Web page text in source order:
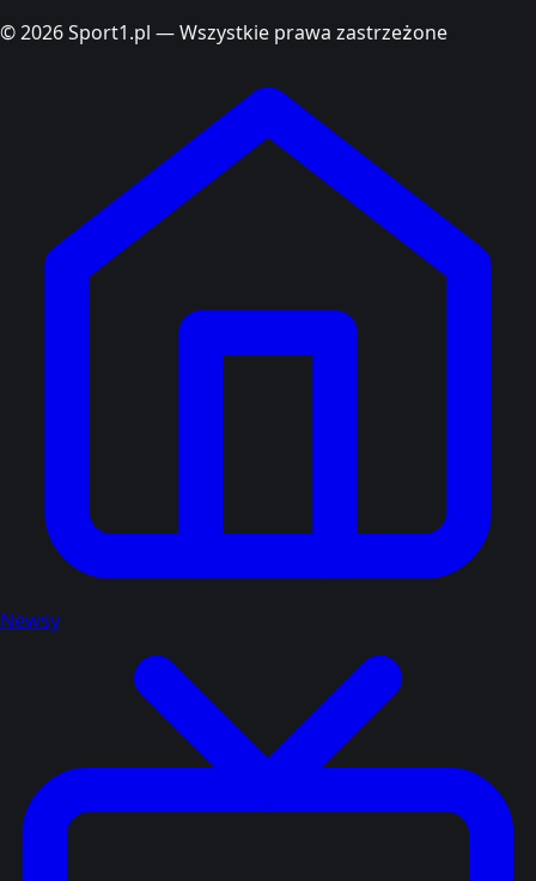
© 2026 Sport1.pl — Wszystkie prawa zastrzeżone
Newsy